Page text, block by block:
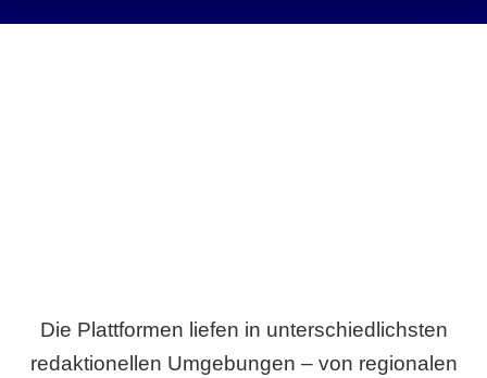
Die Plattformen liefen in unterschiedlichsten
redaktionellen Umgebungen – von regionalen